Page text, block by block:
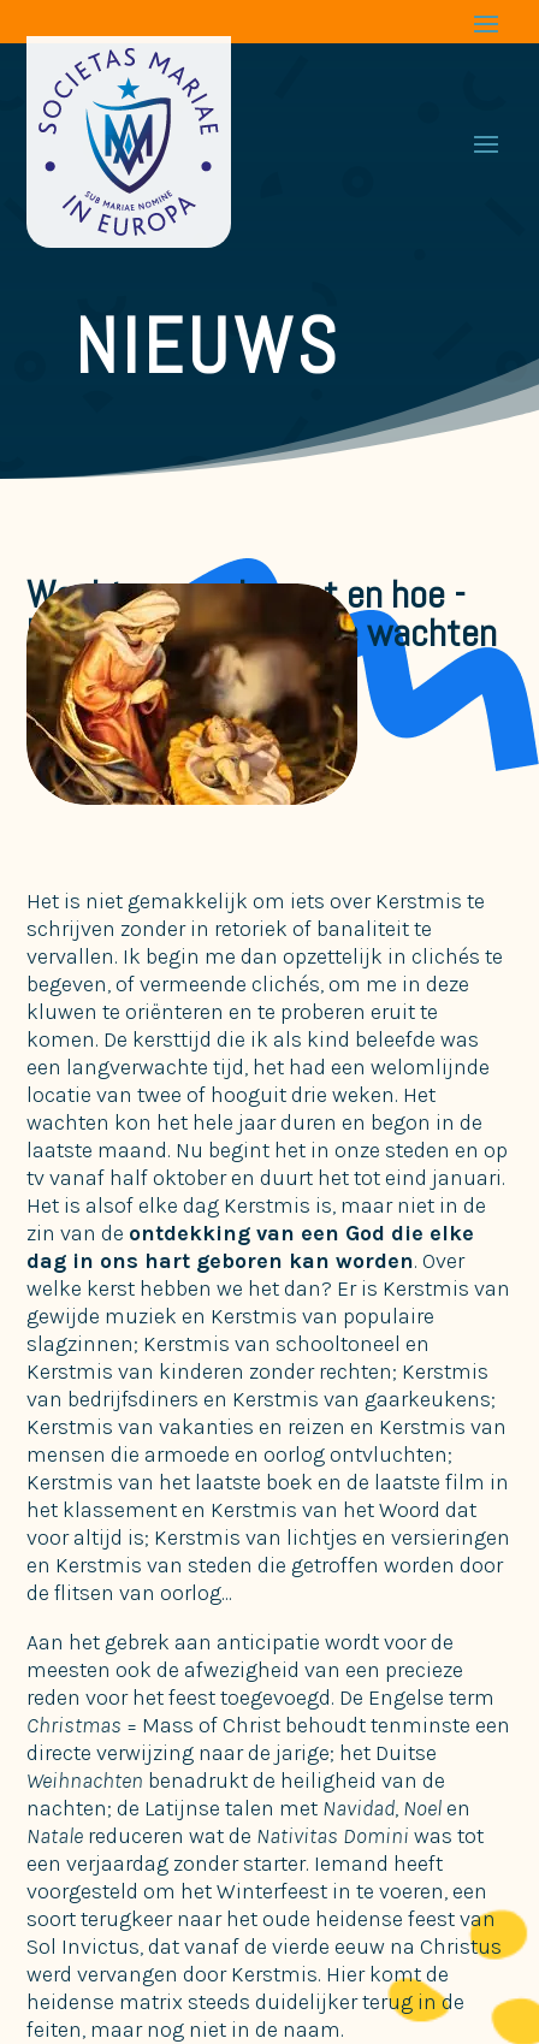
NIEUWS
Wachten op wie, wat en hoe -
het onvermogen om te wachten
Ongecategoriseerd
Het is niet gemakkelijk om iets over Kerstmis te
schrijven zonder in retoriek of banaliteit te
vervallen. Ik begin me dan opzettelijk in clichés te
begeven, of vermeende clichés, om me in deze
kluwen te oriënteren en te proberen eruit te
komen. De kersttijd die ik als kind beleefde was
een langverwachte tijd, het had een welomlijnde
locatie van twee of hooguit drie weken. Het
wachten kon het hele jaar duren en begon in de
laatste maand. Nu begint het in onze steden en op
tv vanaf half oktober en duurt het tot eind januari.
Het is alsof elke dag Kerstmis is, maar niet in de
zin van de ontdekking van een God die elke
dag in ons hart geboren kan worden. Over
welke kerst hebben we het dan? Er is Kerstmis van
gewijde muziek en Kerstmis van populaire
slagzinnen; Kerstmis van schooltoneel en
Kerstmis van kinderen zonder rechten; Kerstmis
van bedrijfsdiners en Kerstmis van gaarkeukens;
Kerstmis van vakanties en reizen en Kerstmis van
mensen die armoede en oorlog ontvluchten;
Kerstmis van het laatste boek en de laatste film in
het klassement en Kerstmis van het Woord dat
voor altijd is; Kerstmis van lichtjes en versieringen
en Kerstmis van steden die getroffen worden door
de flitsen van oorlog...
Aan het gebrek aan anticipatie wordt voor de
meesten ook de afwezigheid van een precieze
reden voor het feest toegevoegd. De Engelse term
Christmas = Mass of Christ behoudt tenminste een
directe verwijzing naar de jarige; het Duitse
Weihnachten benadrukt de heiligheid van de
nachten; de Latijnse talen met Navidad, Noelen
Natale reduceren wat de Nativitas Dominiwas tot
een verjaardag zonder starter. Iemand heeft
voorgesteld om het Winterfeest in te voeren, een
soort terugkeer naar het oude heidense feest van
Sol Invictus, dat vanaf de vierde eeuw na Christus
werd vervangen door Kerstmis. Hier komt de
heidense matrix steeds duidelijker terug in de
feiten, maar nog niet in de naam.